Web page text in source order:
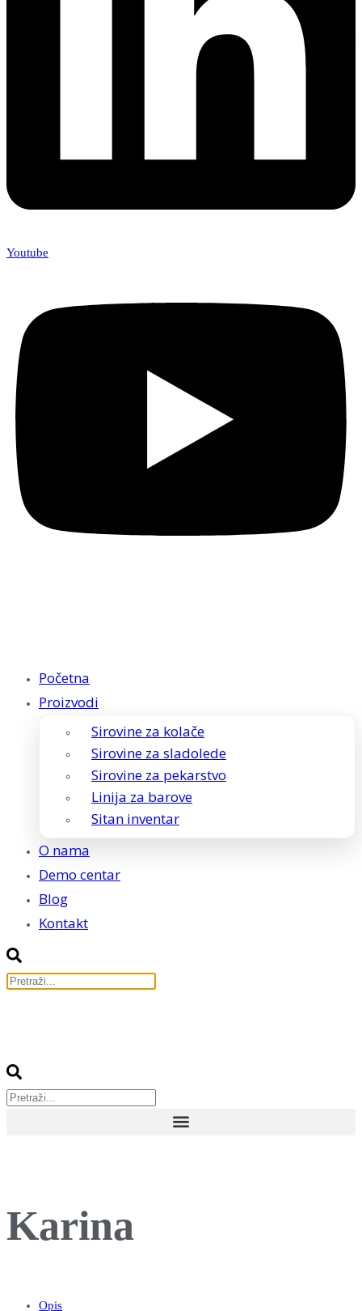
Youtube
Početna
Proizvodi
Sirovine za kolače
Sirovine za sladolede
Sirovine za pekarstvo
Linija za barove
Sitan inventar
O nama
Demo centar
Blog
Kontakt
Karina
Opis